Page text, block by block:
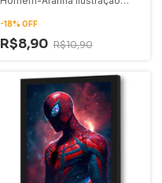
-18% OFF
R$8,90 R$10,90